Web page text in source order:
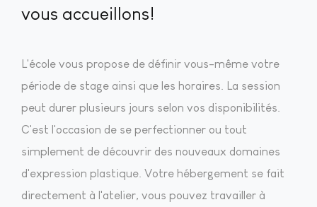
vous accueillons!
L'école vous propose de définir vous-même votre
période de stage ainsi que les horaires. La session
peut durer plusieurs jours selon vos disponibilités.
C'est l'occasion de se perfectionner ou tout
simplement de découvrir des nouveaux domaines
d'expression plastique. Votre hébergement se fait
directement à l'atelier, vous pouvez travailler à